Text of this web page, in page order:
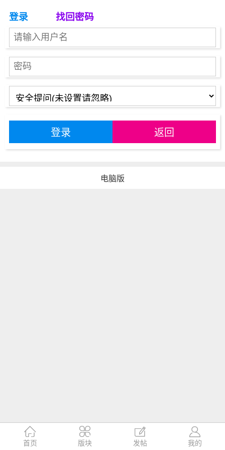
登录 找回密码
登录 返回

首页

版块

发帖

我的
电脑版